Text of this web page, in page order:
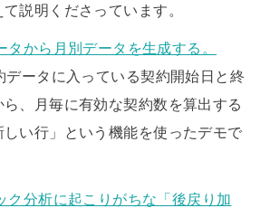
説明くださっています。
タから月別データを生成する。
データに入っている契約開始日と終
、月毎に有効な契約数を算出する
い行」という機能を使ったデモで
ク分析に起こりがちな「後戻り加